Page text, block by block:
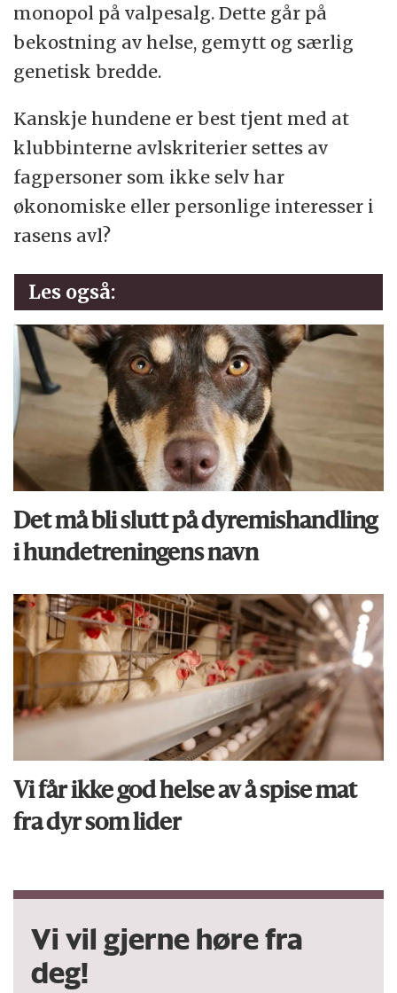
monopol på valpesalg. Dette går på
bekostning av helse, gemytt og særlig
genetisk bredde.
Kanskje hundene er best tjent med at
klubbinterne avlskriterier settes av
fagpersoner som ikke selv har
økonomiske eller personlige interesser i
rasens avl?
Les også:
Det må bli slutt på dyremishandling
i hundetreningens navn
Vi får ikke god helse av å spise mat
fra dyr som lider
Vi vil gjerne høre fra
deg!